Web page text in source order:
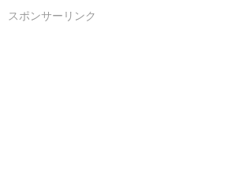
スポンサーリンク